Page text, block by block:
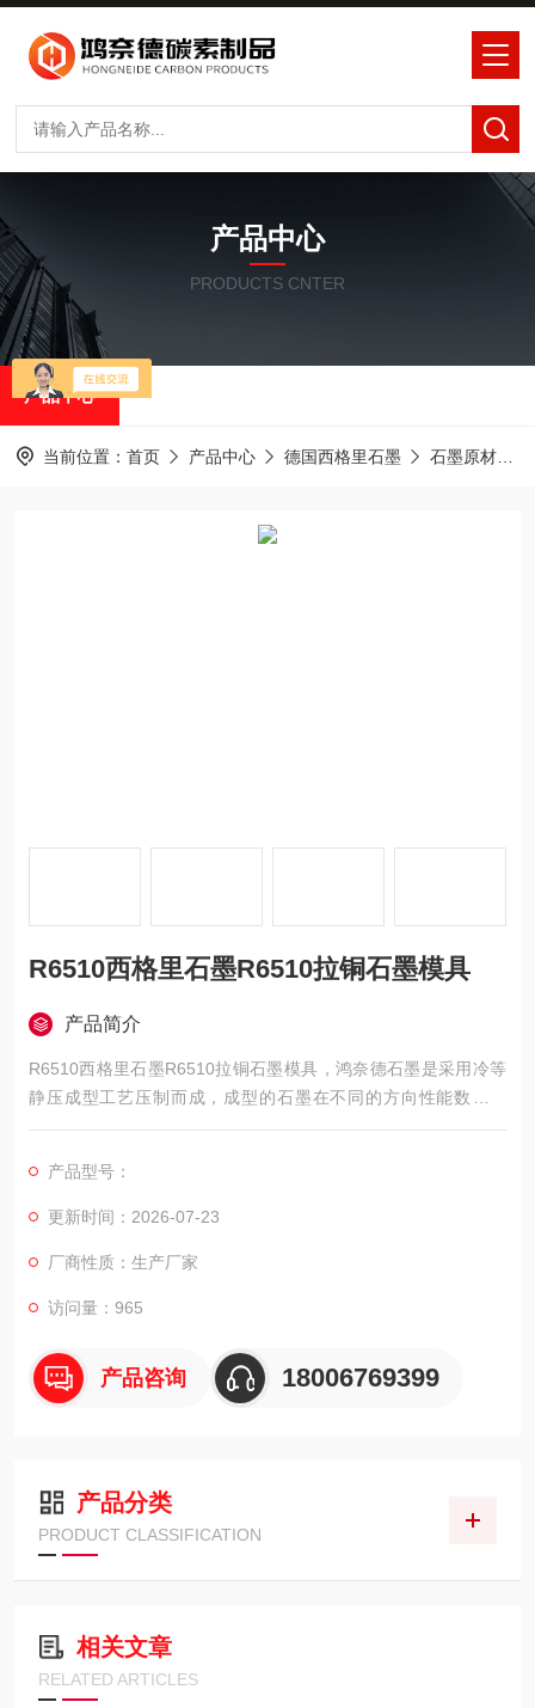
产品中心
PRODUCTS CNTER
产品中心
当前位置： 首页 产品中心 德国西格里石墨 石墨原材料
R6510西格里石墨R6510拉铜石墨模具
产品简介
R6510西格里石墨R6510拉铜石墨模具，鸿奈德石墨是采用冷等
静压成型工艺压制而成，成型的石墨在不同的方向性能数值相
同。它具有一系列的优良特性，从而使它与当今高新技术，国防
产品型号：
更新时间：2026-07-23
厂商性质：生产厂家
访问量：965
产品咨询 18006769399
产品分类
PRODUCT CLASSIFICATION
相关文章
RELATED ARTICLES